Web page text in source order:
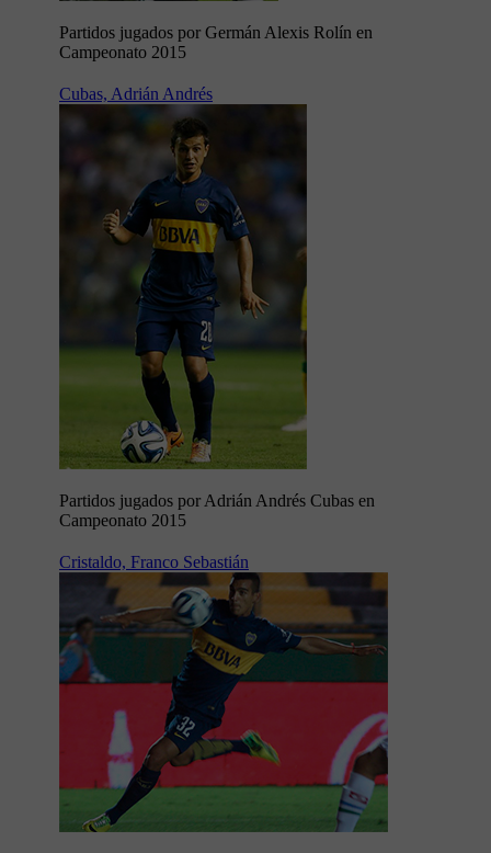
Partidos jugados por Germán Alexis Rolín en
Campeonato 2015
Cubas, Adrián Andrés
Partidos jugados por Adrián Andrés Cubas en
Campeonato 2015
Cristaldo, Franco Sebastián